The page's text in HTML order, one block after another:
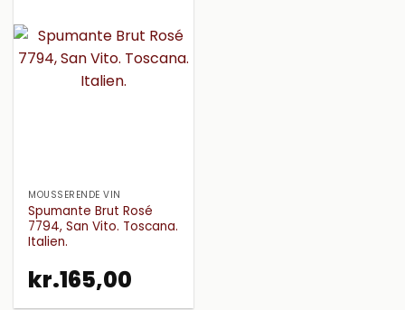
MOUSSERENDE VIN
Spumante Brut Rosé
7794, San Vito. Toscana.
Italien.
kr.165,00